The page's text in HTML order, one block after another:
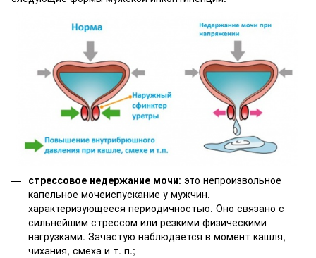
стрессовое недержание мочи: это непроизвольное
капельное мочеиспускание у мужчин,
характеризующееся периодичностью. Оно связано с
сильнейшим стрессом или резкими физическими
нагрузками. Зачастую наблюдается в момент кашля,
чихания, смеха и т. п.;